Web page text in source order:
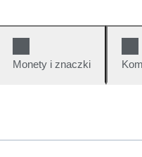
Monety i znaczki